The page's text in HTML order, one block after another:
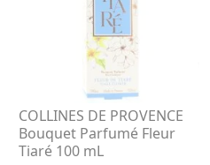
COLLINES DE PROVENCE
Bouquet Parfumé Fleur
Tiaré 100 mL